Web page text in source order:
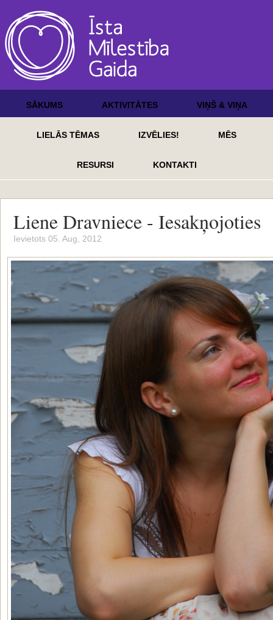
SĀKUMS AKTIVITĀTES VIŅŠ & VIŅA
LIELĀS TĒMAS IZVĒLIES! MĒS
RESURSI KONTAKTI
Liene Dravniece - Iesakņojoties
Ievietots 05. Aug, 2012